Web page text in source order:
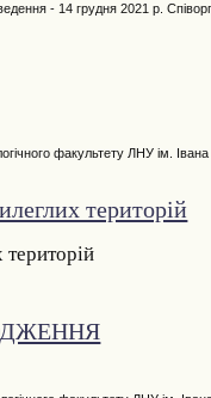
- 14 грудня 2021 р.
факультету ЛНУ ім. Івана
територій